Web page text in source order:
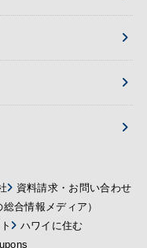
資料請求・お問い合わせ
合情報メディア）
ハワイに住む